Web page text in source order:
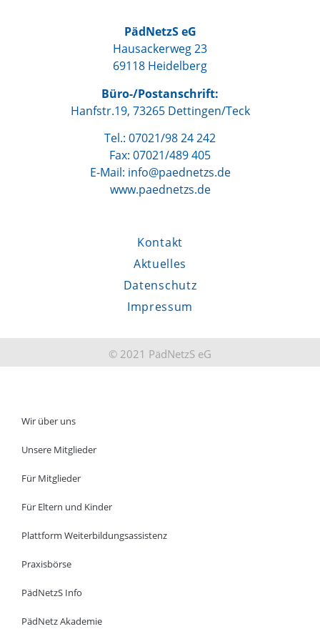
PädNetzS eG
Hausackerweg 23
69118 Heidelberg
Büro-/Postanschrift:
Hanfstr.19, 73265 Dettingen/Teck
Tel.: 07021/98 24 242
Fax: 07021/489 405
E-Mail: info@paednetzs.de
www.paednetzs.de
Kontakt
Aktuelles
Datenschutz
Impressum
© 2021 PädNetzS eG
Wir über uns
Unsere Mitglieder
Für Mitglieder
Für Eltern und Kinder
Plattform Weiterbildungsassistenz
Praxisbörse
PädNetzS Info
PädNetz Akademie